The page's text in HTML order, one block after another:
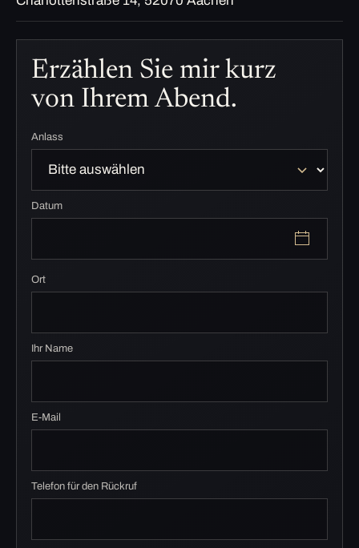
Erzählen Sie mir kurz
von Ihrem Abend.
Anlass
Datum
Ort
Ihr Name
E-Mail
Telefon für den Rückruf